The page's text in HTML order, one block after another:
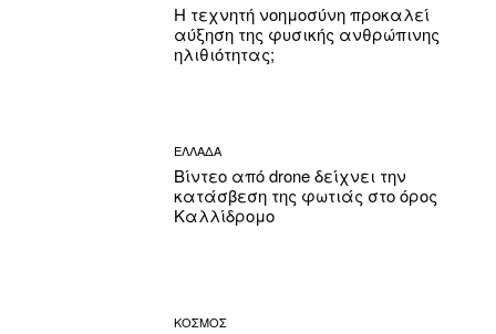
Η τεχνητή νοημοσύνη προκαλεί
αύξηση της φυσικής ανθρώπινης
ηλιθιότητας;
ΕΛΛΑΔΑ
Βίντεο από drone δείχνει την
κατάσβεση της φωτιάς στο όρος
Καλλίδρομο
ΚΟΣΜΟΣ